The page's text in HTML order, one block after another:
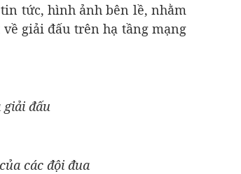
tức, hình ảnh bên lề, nhằm
giải đấu trên hạ tầng mạng
giải đấu
các đội đua